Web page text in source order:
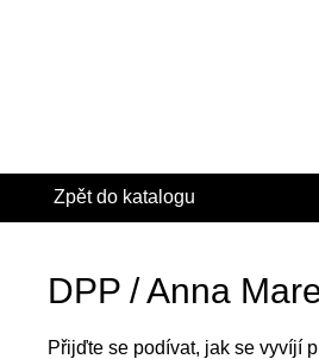
Zpět do katalogu
DPP / Anna
Přijďte se podívat, jak se vyvíjí